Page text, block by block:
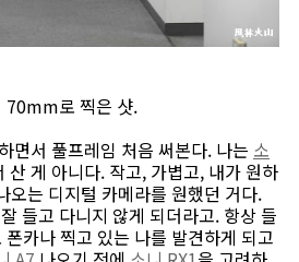
70mm로 찍은 샷.
면서 풀프레임 처음 써본다. 나는 소
산 게 아니다. 작고, 가볍고, 내가 원하
오는 디지털 카메라를 원했던 거다.
들고 다니지 않게 되더라고. 항상 들
카나 찍고 있는 나를 발견하게 되고